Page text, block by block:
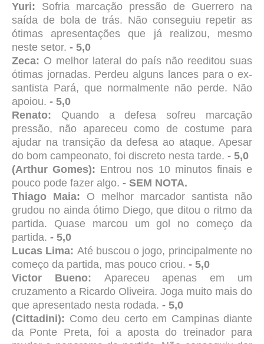
Yuri: Sofria marcação pressão de Guerrero na
saída de bola de trás. Não conseguiu repetir as
ótimas apresentações que já realizou, mesmo
neste setor. - 5,0
Zeca: O melhor lateral do país não reeditou suas
ótimas jornadas. Perdeu alguns lances para o ex-
santista Pará, que normalmente não perde. Não
apoiou. - 5,0
Renato: Quando a defesa sofreu marcação
pressão, não apareceu como de costume para
ajudar na transição da defesa ao ataque. Apesar
do bom campeonato, foi discreto nesta tarde. - 5,0
(Arthur Gomes): Entrou nos 10 minutos finais e
pouco pode fazer algo. - SEM NOTA.
Thiago Maia: O melhor marcador santista não
grudou no ainda ótimo Diego, que ditou o ritmo da
partida. Quase marcou um gol no começo da
partida. - 5,0
Lucas Lima: Até buscou o jogo, principalmente no
começo da partida, mas pouco criou. - 5,0
Victor Bueno: Apareceu apenas em um
cruzamento a Ricardo Oliveira. Joga muito mais do
que apresentado nesta rodada. - 5,0
(Cittadini): Como deu certo em Campinas diante
da Ponte Preta, foi a aposta do treinador para